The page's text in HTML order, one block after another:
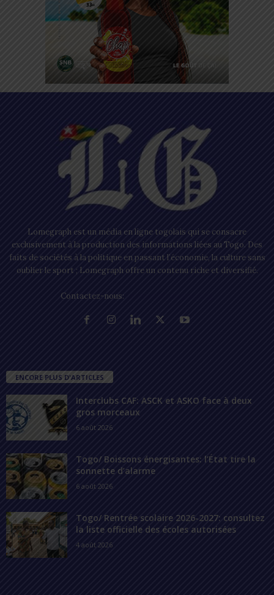
Lomegraph est un média en ligne togolais qui se consacre
exclusivement à la production des informations liées au Togo. Des
faits de sociétés à la politique en passant l’économie, la culture sans
oublier le sport ; Lomegraph offre un contenu riche et diversifié.
Contactez-nous:
ENCORE PLUS D'ARTICLES
Interclubs CAF: ASCK et ASKO face à deux
gros morceaux
6 août 2026
Togo/ Boissons énergisantes: l’État tire la
sonnette d’alarme
6 août 2026
Togo/ Rentrée scolaire 2026-2027: consultez
la liste officielle des écoles autorisées
4 août 2026